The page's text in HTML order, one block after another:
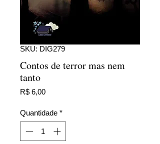
SKU: DIG279
Contos de terror mas nem
tanto
R$ 6,00Preço
Quantidade *